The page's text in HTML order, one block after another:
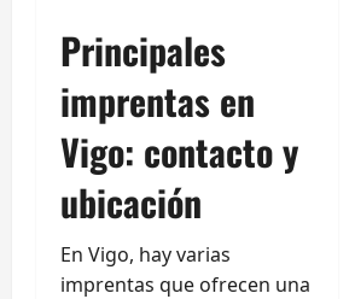
Principales
imprentas en
Vigo: contacto y
ubicación
En Vigo, hay varias
imprentas que ofrecen una